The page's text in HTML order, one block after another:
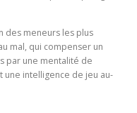
des meneurs les plus
mal, qui compenser un
par une mentalité de
une intelligence de jeu au-